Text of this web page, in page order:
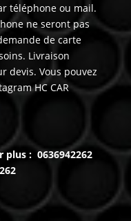
téléphone ou mail.
ne seront pas
de carte
Livraison
devis. Vous pouvez
HC CAR
plus : 0636942262